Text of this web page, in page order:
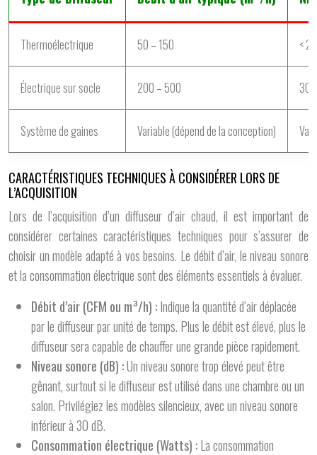
Thermoélectrique 50 – 150 <
Électrique sur socle 200 – 500 30
Système de gaines Variable (dépend de la conception)
CARACTÉRISTIQUES TECHNIQUES À CONSIDÉRER LORS DE
L’ACQUISITION
Lors de l’acquisition d’un diffuseur d’air chaud, il est important de
considérer certaines caractéristiques techniques pour s’assurer de
choisir un modèle adapté à vos besoins. Le débit d’air, le niveau sonore
et la consommation électrique sont des éléments essentiels à évaluer.
Débit d’air (CFM ou m³/h) :Indique la quantité d’air déplacée
par le diffuseur par unité de temps. Plus le débit est élevé, plus le
diffuseur sera capable de chauffer une grande pièce rapidement.
Niveau sonore (dB) :Un niveau sonore trop élevé peut être
gênant, surtout si le diffuseur est utilisé dans une chambre ou un
salon. Privilégiez les modèles silencieux, avec un niveau sonore
inférieur à 30 dB.
Consommation électrique (Watts) :La consommation